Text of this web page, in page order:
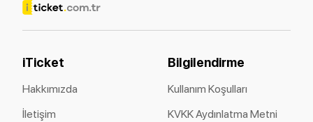
iTicket
Hakkımızda
İletişim
Bilgilendirme
Kullanım Koşulları
KVKK Aydınlatma Metni